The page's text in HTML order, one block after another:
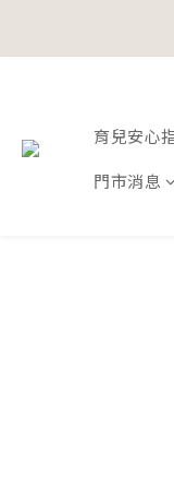
育兒安心
門市消息